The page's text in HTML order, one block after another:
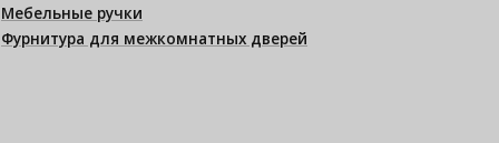
Мебельные ручки
Фурнитура для межкомнатных дверей